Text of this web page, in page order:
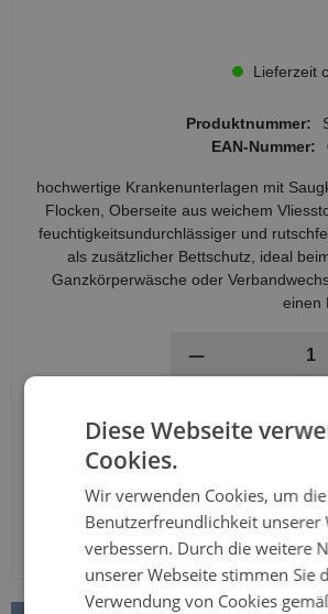
Lieferzeit
Produktnummer:
EAN-Nummer:
hochwertige Krankenunterlagen mit
Flocken, Oberseite aus weichem
feuchtigkeitsundurchlässiger und
als zusätzlicher Bettschutz, ideal
Ganzkörperwäsche oder
einen
Diese Webseite
Cookies.
Wir verwenden Cookies, um die
Benutzerfreundlichkeit unserer
verbessern. Durch die weitere
unserer Webseite stimmen Sie
Verwendung von Cookies